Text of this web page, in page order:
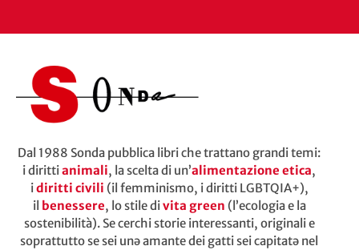
Dal 1988 Sonda pubblica libri che trattano grandi temi:
i dirittianimali, la scelta di un’alimentazione etica,
idiritti civili (il femminismo, i diritti LGBTQIA+),
il benessere, lo stile divita green (l’ecologia e la
sostenibilità). Se cerchi storie interessanti, originali e
soprattutto se sei unə amante dei gatti sei capitatə nel